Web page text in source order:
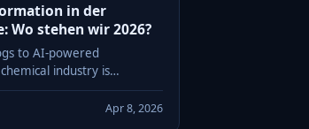
in der
Wo stehen wir 2026?
to AI-powered
industry is
shift in how buyers
other and do business.
Apr 8, 2026